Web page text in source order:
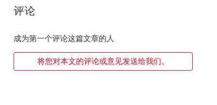
评论
成为第一个评论这篇文章的人
将您对本文的评论或意见发送给我们。